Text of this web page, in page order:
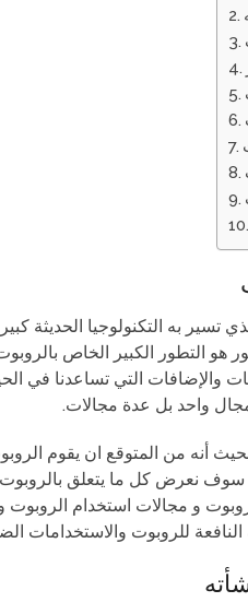
به التكنولوجيا الحديثة
هو التطور الكبير الخاص
والإضافات التي تساعدنا في
واحد بل عدة مجالات.
أنه من المتوقع ان يقوم
سوف نعرض كل ما يتعلق
و مجالات استخدام الروبوت
للروبوت والاستخدامات